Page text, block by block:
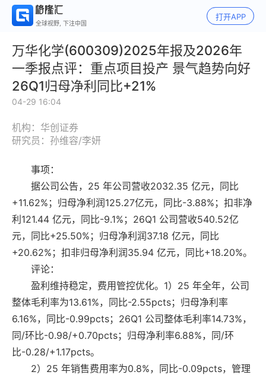
全球视野, 下注中国
打开APP
万华化学(600309)2025年报及2026年
一季报点评：重点项目投产 景气趋势向好
26Q1归母净利同比+21%
04-29 16:04
机构：华创证券
研究员：孙维容/李妍
事项：
据公司公告，25 年公司营收2032.35 亿元，同比
+11.62%；归母净利润125.27亿元，同比-3.88%；扣非净
利121.44 亿元，同比-9.1%；26Q1 公司营收540.52亿
元，同比+25.50%；归母净利润37.18 亿元，同比
+20.62%；扣非归母净利润35.94 亿元，同比+18.20%。
评论：
盈利维持稳定，费用管控优化。1）25 年全年，公司
整体毛利率为13.61%，同比-2.55pcts；归母净利率
6.16%，同比-0.99pcts；26Q1 公司整体毛利率14.73%，
同/环比-0.98/+0.70pcts；归母净利率6.88%，同/环
比-0.28/+1.17pcts。
2）25 年销售费用率为0.8%，同比-0.09pcts，管理